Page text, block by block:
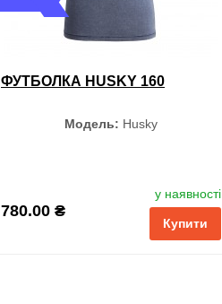
ФУТБОЛКА HUSKY 160
Модель: Husky
780.00 ₴
у наявності
Купити
Чорний